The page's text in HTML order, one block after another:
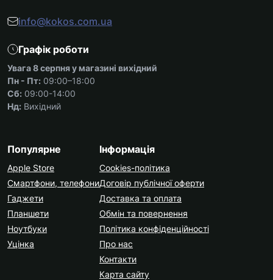
info@kokos.com.ua
Графік роботи
Увага 8 серпня у магазині вихідний
Пн - Пт: 09:00–18:00
Сб: 09:00-14:00
Нд: Вихідний
Популярне
Apple Store
Смартфони, телефони
Гаджети
Планшети
Ноутбуки
Уцінка
Інформація
Cookies-політика
Договір публічної оферти
Доставка та оплата
Обмін та повернення
Політика конфіденційності
Про нас
Контакти
Карта сайту